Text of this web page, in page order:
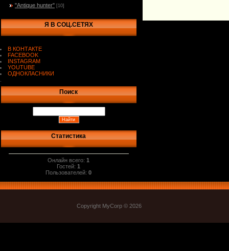
"Antique hunter" [10]
Я В СОЦ.СЕТЯХ
В КОНТАКТЕ
FACEBOOK
INSTAGRAM
YOUTUBE
ОДНОКЛАСНИКИ
Поиск
Статистика
Онлайн всего:1
Гостей:1
Пользователей:0
Copyright MyCorp © 2026